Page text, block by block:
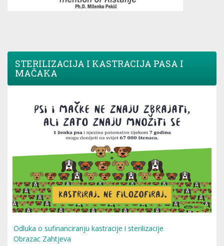
STERILIZACIJA I KASTRACIJA PASA I
MAČAKA
Odluka o sufinanciranju kastracije i sterilizacije
Obrazac Zahtjeva